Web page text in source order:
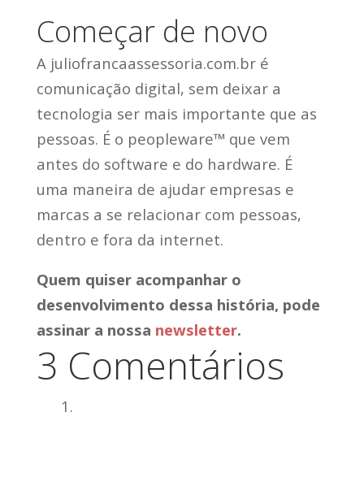
Começar de novo
A juliofrancaassessoria.com.br é
comunicação digital, sem deixar a
tecnologia ser mais importante que as
pessoas. É o peopleware™ que vem
antes do software e do hardware. É
uma maneira de ajudar empresas e
marcas a se relacionar com pessoas,
dentro e fora da internet.
Quem quiser acompanhar o
desenvolvimento dessa história, pode
assinar a nossa newsletter.
3 Comentários